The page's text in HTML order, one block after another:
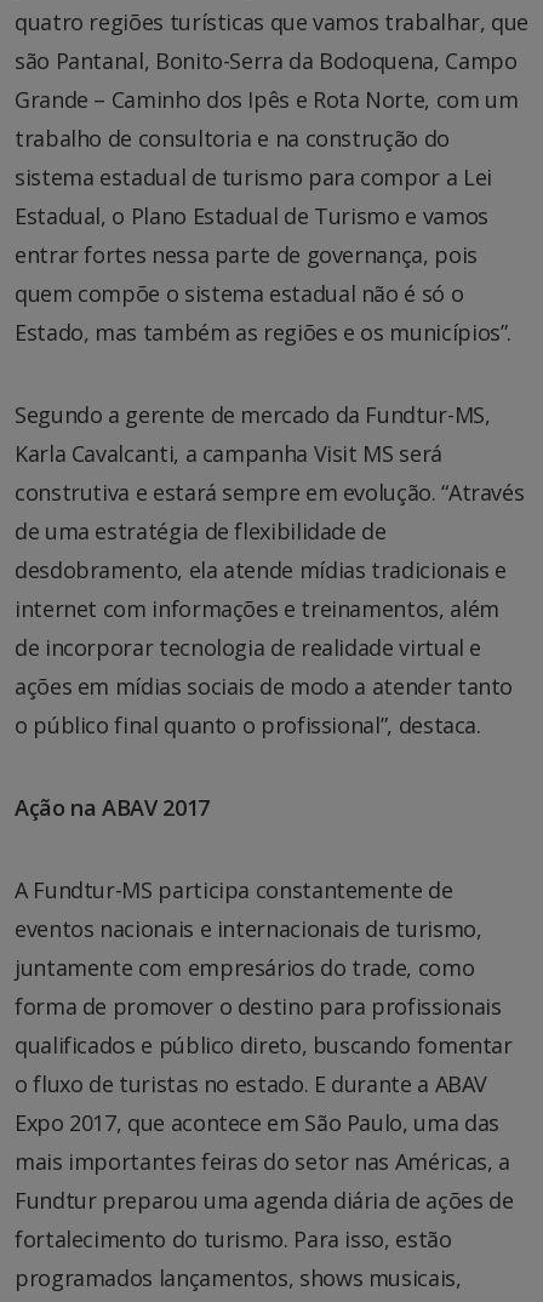
quatro regiões turísticas que vamos trabalhar, que
são Pantanal, Bonito-Serra da Bodoquena, Campo
Grande – Caminho dos Ipês e Rota Norte, com um
trabalho de consultoria e na construção do
sistema estadual de turismo para compor a Lei
Estadual, o Plano Estadual de Turismo e vamos
entrar fortes nessa parte de governança, pois
quem compõe o sistema estadual não é só o
Estado, mas também as regiões e os municípios”.
Segundo a gerente de mercado da Fundtur-MS,
Karla Cavalcanti, a campanha Visit MS será
construtiva e estará sempre em evolução. “Através
de uma estratégia de flexibilidade de
desdobramento, ela atende mídias tradicionais e
internet com informações e treinamentos, além
de incorporar tecnologia de realidade virtual e
ações em mídias sociais de modo a atender tanto
o público final quanto o profissional”, destaca.
Ação na ABAV 2017
A Fundtur-MS participa constantemente de
eventos nacionais e internacionais de turismo,
juntamente com empresários do trade, como
forma de promover o destino para profissionais
qualificados e público direto, buscando fomentar
o fluxo de turistas no estado. E durante a ABAV
Expo 2017, que acontece em São Paulo, uma das
mais importantes feiras do setor nas Américas, a
Fundtur preparou uma agenda diária de ações de
fortalecimento do turismo. Para isso, estão
programados lançamentos, shows musicais,